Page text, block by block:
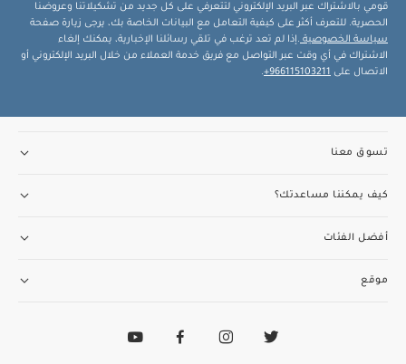
قومي بالاشتراك عبر البريد الإلكتروني لتتعرفي على كل جديد من تشكيلاتنا وعروضنا
الحصرية. للتعرف أكثر على كيفية التعامل مع البيانات الخاصة بك، يرجى زيارة صفحة
سياسة الخصوصية .إذا لم تعد ترغب في تلقي رسائلنا الإخبارية، يمكنك إلغاء
الاشتراك في أي وقت عبر التواصل مع فريق خدمة العملاء من خلال البريد الإلكتروني أو
الاتصال على 966115103211+
.
تسوق معنا
كيف يمكننا مساعدتك؟
أفضل الفئات
موقع